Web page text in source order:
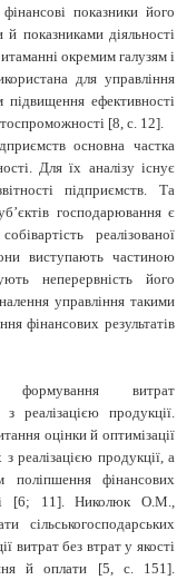
показники його
показниками діяльності
окремим галузям і
для управління
ефективності
[8, с. 12].
основна частка
Для їх аналізу існує
підприємств. Та
господарювання є
реалізованої
виступають частиною
неперервність його
управління такими
фінансових результатів
формування витрат
з реалізацією продукції.
оцінки й оптимізації
реалізацією продукції, а
фінансових
[6; 11]. Николюк О.М.,
сільськогосподарських
витрат без втрат у якості
й оплати [5, с. 151].